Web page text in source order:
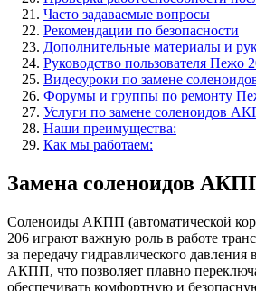
Часто задаваемые вопросы
Рекомендации по безопасности
Дополнительные материалы и
Руководство пользователя Пежо
Видеоуроки по замене
Форумы и группы по ремонту
Услуги по замене соленоидов
Наши преимущества:
Как мы работаем:
Замена соленоидов
Соленоиды АКПП (автоматической
206 играют важную роль в работе
за передачу гидравлического давления
АКПП, что позволяет плавно
обеспечивать комфортную и